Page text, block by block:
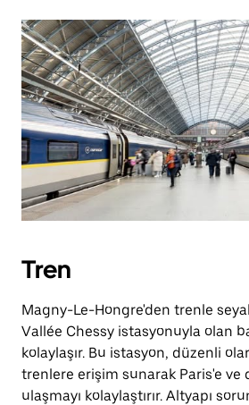
Tren
Magny-Le-Hongre'den trenle
Vallée Chessy istasyonuyla olan
kolaylaşır. Bu istasyon, düzenli
trenlere erişim sunarak Paris'e ve
ulaşmayı kolaylaştırır. Altyapı